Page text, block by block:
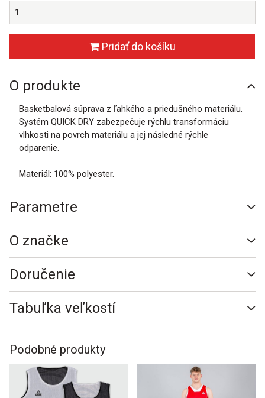
Pridať do košíku
O produkte
Basketbalová súprava z ľahkého a priedušného materiálu.
Systém QUICK DRY zabezpečuje rýchlu transformáciu
vlhkosti na povrch materiálu a jej následné rýchle
odparenie.
Materiál: 100% polyester.
Parametre
O značke
Doručenie
Tabuľka veľkostí
Podobné produkty